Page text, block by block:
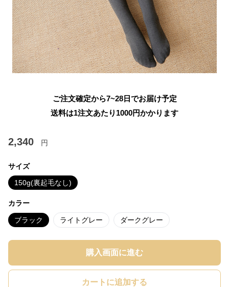
ご注文確定から7~28日でお届け予定
送料は1注文あたり 1000円かかります
2,340 円
サイズ
150g(裏起毛なし)
カラー
ブラック ライトグレー ダークグレー
購入画面に進む
カートに追加する